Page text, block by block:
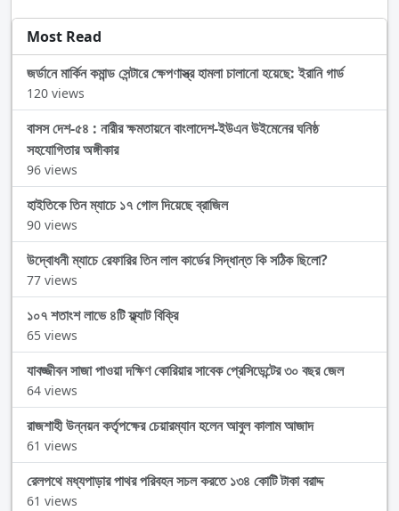
Most Read
জর্ডানে মার্কিন কমান্ড সেন্টারে ক্ষেপণাস্ত্র হামলা চালানো হয়েছে: ইরানি গার্ড
120 views
বাসস দেশ-৫৪ : নারীর ক্ষমতায়নে বাংলাদেশ-ইউএন উইমেনের ঘনিষ্ঠ
সহযোগিতার অঙ্গীকার
96 views
হাইতিকে তিন ম্যাচে ১৭ গোল দিয়েছে ব্রাজিল
90 views
উদ্বোধনী ম্যাচে রেফারির তিন লাল কার্ডের সিদ্ধান্ত কি সঠিক ছিলো?
77 views
১০৭ শতাংশ লাভে ৪টি ফ্ল্যাট বিক্রি
65 views
যাবজ্জীবন সাজা পাওয়া দক্ষিণ কোরিয়ার সাবেক প্রেসিডেন্টের ৩০ বছর জেল
64 views
রাজশাহী উন্নয়ন কর্তৃপক্ষের চেয়ারম্যান হলেন আবুল কালাম আজাদ
61 views
রেলপথে মধ্যপাড়ার পাথর পরিবহন সচল করতে ১৩৪ কোটি টাকা বরাদ্দ
61 views